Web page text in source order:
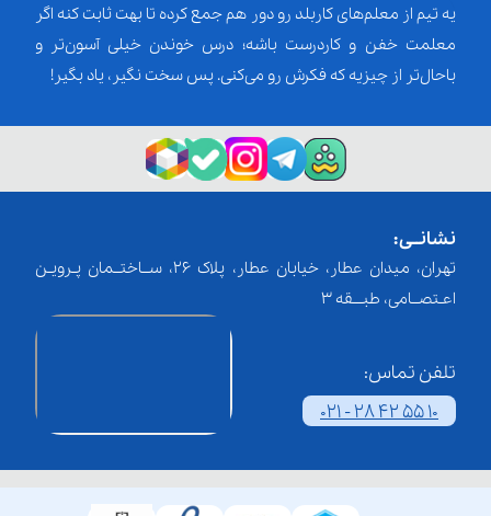
یه تیم از معلم‌‌های کاربلد رو دور هم جمع کرده تا بهت ثابت کنه اگر
معلمت خفن و کاردرست باشه؛ درس خوندن خیلی آسون‌تر و
باحال‌تر از چیزیه که فکرش رو می‌کنی. پس سخت نگیر، یاد بگیر!
نشانــی:
تهران، میدان عطار، خیابان عطار، پلاک 26، ســاختــمان پـرویـن
اعـتصــامی، طبـــقه 3
تلفن تماس:
021 - 28 42 55 10